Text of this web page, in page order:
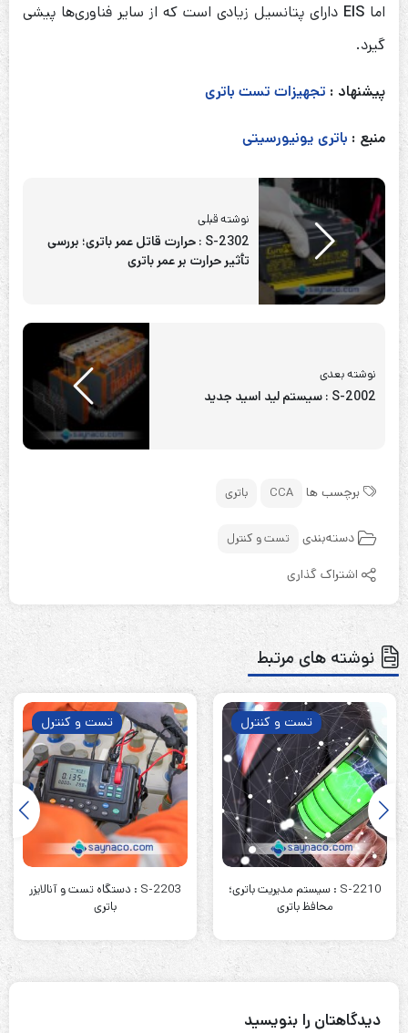
اما EIS دارای پتانسیل زیادی است که از سایر فناوری‌ها پیشی
گیرد.
پیشنهاد : تجهیزات تست باتری
منبع : باتری یونیورسیتی
نوشته قبلی
S-2302 : حرارت قاتل عمر باتری؛ بررسی
تأثیر حرارت بر عمر باتری
نوشته بعدی
S-2002 : سیستم‌ لید اسید جدید
برچسب ها CCA باتری
دسته‌بندی تست و کنترل
اشتراک گذاری
نوشته های مرتبط
تست و کنترل
S-2210 : سیستم مدیریت باتری؛
محافظ باتری
تست و کنترل
S-2203 : دستگاه تست و آنالایزر
باتری
دیدگاهتان را بنویسید